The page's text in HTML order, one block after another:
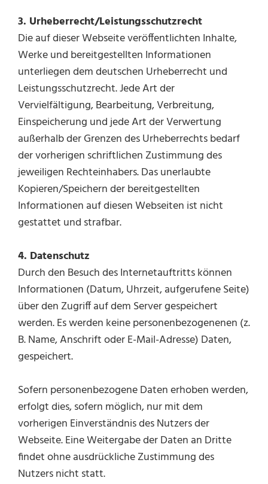
3. Urheberrecht/Leistungsschutzrecht
Die auf dieser Webseite veröffentlichten Inhalte,
Werke und bereitgestellten Informationen
unterliegen dem deutschen Urheberrecht und
Leistungsschutzrecht. Jede Art der
Vervielfältigung, Bearbeitung, Verbreitung,
Einspeicherung und jede Art der Verwertung
außerhalb der Grenzen des Urheberrechts bedarf
der vorherigen schriftlichen Zustimmung des
jeweiligen Rechteinhabers. Das unerlaubte
Kopieren/Speichern der bereitgestellten
Informationen auf diesen Webseiten ist nicht
gestattet und strafbar.
4. Datenschutz
Durch den Besuch des Internetauftritts können
Informationen (Datum, Uhrzeit, aufgerufene Seite)
über den Zugriff auf dem Server gespeichert
werden. Es werden keine personenbezogenenen (z.
B. Name, Anschrift oder E-Mail-Adresse) Daten,
gespeichert.
Sofern personenbezogene Daten erhoben werden,
erfolgt dies, sofern möglich, nur mit dem
vorherigen Einverständnis des Nutzers der
Webseite. Eine Weitergabe der Daten an Dritte
findet ohne ausdrückliche Zustimmung des
Nutzers nicht statt.